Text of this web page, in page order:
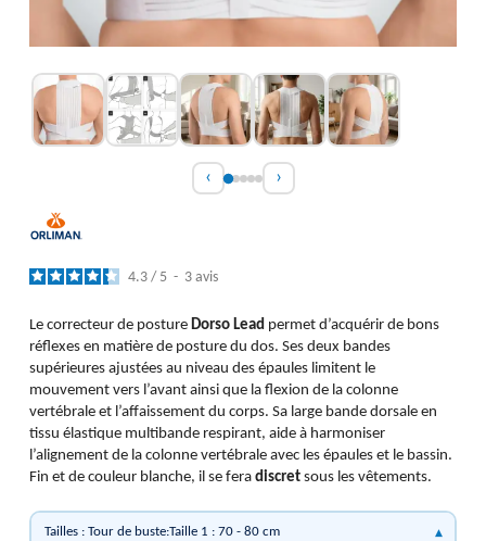
‹ ›
4.3 / 5 - 3 avis
Le correcteur de posture Dorso Lead permet d’acquérir de bons
réflexes en matière de posture du dos. Ses deux bandes
supérieures ajustées au niveau des épaules limitent le
mouvement vers l’avant ainsi que la flexion de la colonne
vertébrale et l’affaissement du corps. Sa large bande dorsale en
tissu élastique multibande respirant, aide à harmoniser
l’alignement de la colonne vertébrale avec les épaules et le bassin.
Fin et de couleur blanche, il se fera discret sous les vêtements.
Tailles : Tour de buste:Taille 1 : 70 - 80 cm